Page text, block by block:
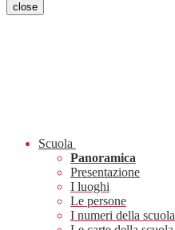
close
Scuola
Panoramica
Presentazione
I luoghi
Le persone
I numeri della scuola